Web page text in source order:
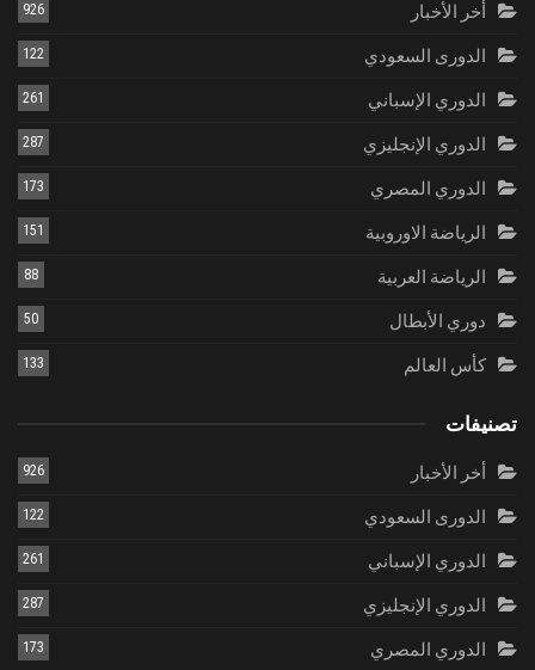
أخر الأخبار 926
الدورى السعودي 122
الدوري الإسباني 261
الدوري الإنجليزي 287
الدوري المصري 173
الرياضة الاوروبية 151
الرياضة العربية 88
دوري الأبطال 50
كأس العالم 133
تصنيفات
أخر الأخبار 926
الدورى السعودي 122
الدوري الإسباني 261
الدوري الإنجليزي 287
الدوري المصري 173